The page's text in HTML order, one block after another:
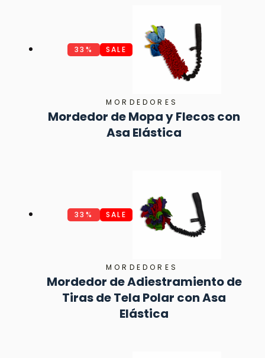
33% SALE
MORDEDORES
Mordedor de Mopa y Flecos con
Asa Elástica
33% SALE
MORDEDORES
Mordedor de Adiestramiento de
Tiras de Tela Polar con Asa
Elástica